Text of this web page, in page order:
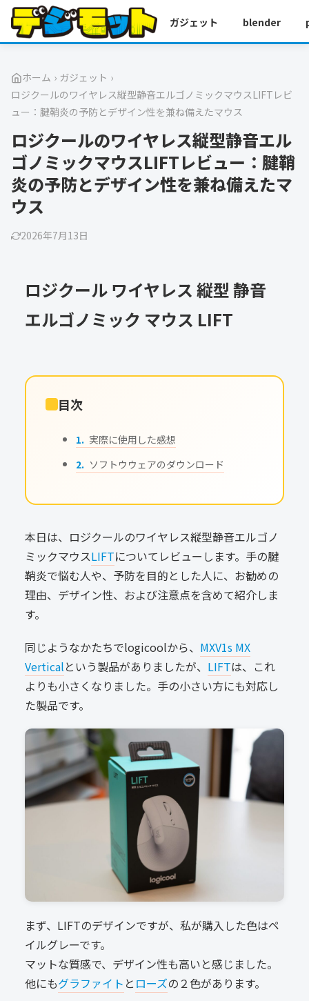
ガジェット blender
ホーム › ガジェット ›
ロジクールのワイヤレス縦型静音エルゴノミックマウスLIFTレビ
ュー：腱鞘炎の予防とデザイン性を兼ね備えたマウス
ロジクールのワイヤレス縦型静音エル
ゴノミックマウスLIFTレビュー：腱鞘
炎の予防とデザイン性を兼ね備えたマ
ウス
2026年7月13日
ロジクール ワイヤレス 縦型 静音
エルゴノミック マウス LIFT
目次
実際に使用した感想
ソフトウウェアのダウンロード
本日は、ロジクールのワイヤレス縦型静音エルゴノ
ミックマウスLIFTについてレビューします。手の腱
鞘炎で悩む人や、予防を目的とした人に、お勧めの
理由、デザイン性、および注意点を含めて紹介しま
す。
同じようなかたちでlogicoolから、 MXV1s MX
Verticalという製品がありましたが、 LIFTは、これ
よりも小さくなりました。手の小さい方にも対応し
た製品です。
まず、LIFTのデザインですが、私が購入した色はペ
イルグレーです。
マットな質感で、デザイン性も高いと感じました。
他にもグラファイト と ローズの２色があります。